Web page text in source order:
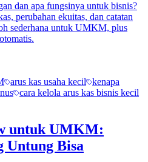
dan apa fungsinya untuk bisnis?
perubahan ekuitas, dan catatan
sederhana untuk UMKM, plus
arus kas usaha kecil
kenapa
cara kelola arus kas bisnis kecil
untuk UMKM:
Untung Bisa